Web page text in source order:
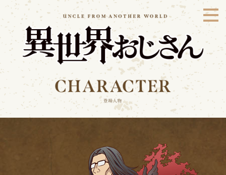
STAFF&CAST
STORY
CHARACTER
Blu-ray/DVD
BOOKS